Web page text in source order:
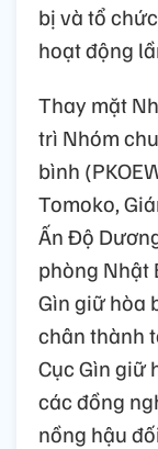
bị và tổ
hoạt động
Thay mặt
trì Nhóm
bình
Tomoko,
Ấn Độ
phòng Nhật
Gìn giữ hòa
chân thành
Cục Gìn giữ
các đồng
nồng hậu